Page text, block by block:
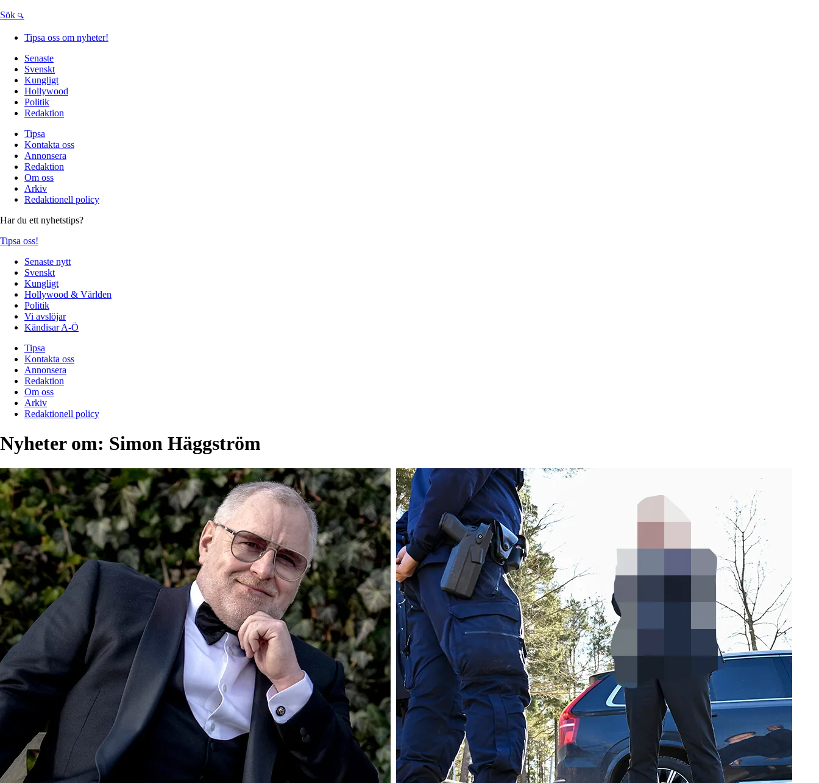
Sök
Tipsa oss om nyheter!
Senaste
Svenskt
Kungligt
Hollywood
Politik
Redaktion
Tipsa
Kontakta oss
Annonsera
Redaktion
Om oss
Arkiv
Redaktionell policy
Har du ett nyhetstips?
Tipsa oss!
Senaste nytt
Svenskt
Kungligt
Hollywood & Världen
Politik
Vi avslöjar
Kändisar A-Ö
Tipsa
Kontakta oss
Annonsera
Redaktion
Om oss
Arkiv
Redaktionell policy
Nyheter om: Simon Häggström